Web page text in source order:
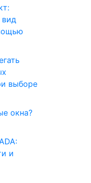
вид
выборе
окна?
и